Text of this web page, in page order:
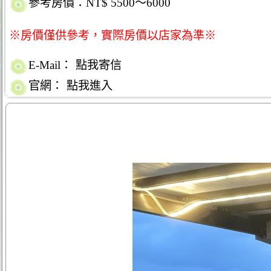
參考房價：NT$ 5500～6000
※房價僅供參考，實際房價以店家為準※
E-Mail：
點我寄信
官網：
點我進入